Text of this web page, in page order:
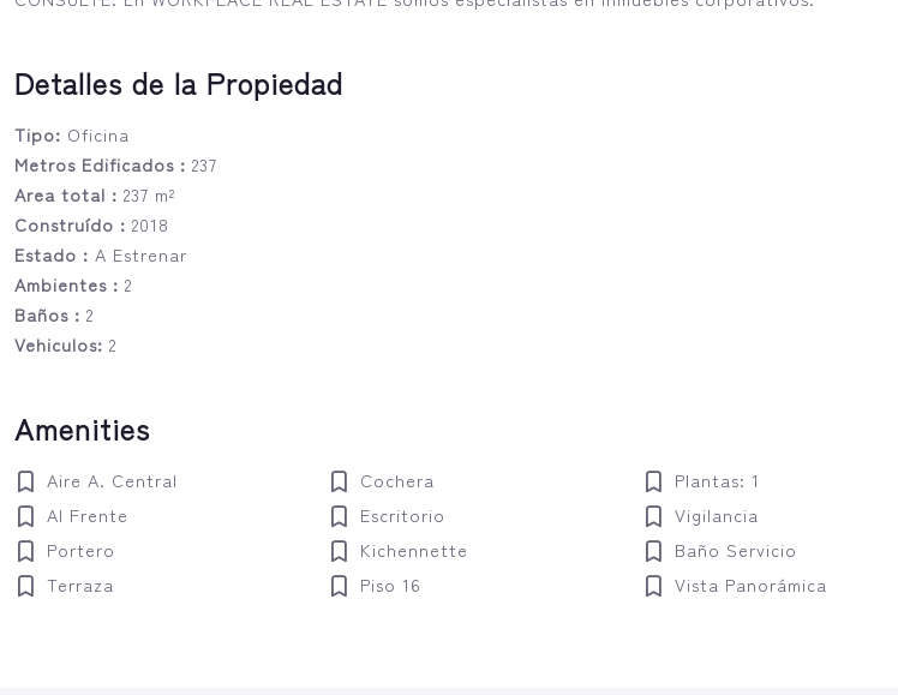
Detalles de la Propiedad
Tipo: Oficina
Metros Edificados : 237
Area total : 237 m²
Construído : 2018
Estado : A Estrenar
Ambientes : 2
Baños : 2
Vehiculos: 2
Amenities
Aire A. Central Cochera
Plantas: 1
Al Frente
Escritorio
Vigilancia
Portero
Kichennette
Baño Servicio
Terraza
Piso 16 Vista Panorámica